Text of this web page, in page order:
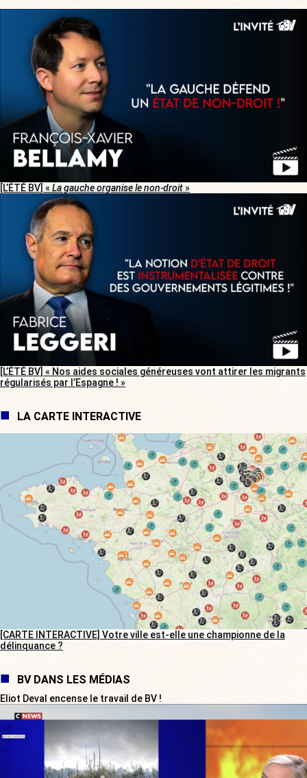
[L’ÉTÉ BV] « La gauche organise le non-droit»
[L’ÉTÉ BV] « Nos aides sociales généreuses vont attirer les migrants
régularisés par l’Espagne ! »
LA CARTE INTERACTIVE
[CARTE INTERACTIVE] Votre ville est-elle une championne de la
délinquance ?
BV DANS LES MÉDIAS
Eliot Deval encense le travail de BV !